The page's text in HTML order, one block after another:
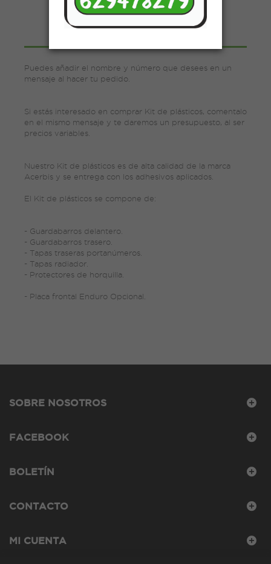
Puedes añadir el nombre y número que desees en un
mensaje al hacer tu pedido.
Si estás interesado en comprar Kit de plásticos, comentalo
en el mismo mensaje y te daremos un presupuesto, al ser
precios variables.
Nuestro Kit de plásticos es de alta calidad de la marca
Acerbis y se entrega con los adhesivos aplicados.
El Kit de plásticos se compone de:
- Guardabarros delantero.
- Guardabarros trasero.
- Tapas traseras portanúmeros.
- Tapas radiador.
- Protectores de horquilla.
- Placa frontal Enduro Opcional.
SOBRE NOSOTROS
FACEBOOK
BOLETÍN
CONTACTO
MI CUENTA